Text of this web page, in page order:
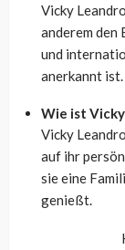
Vicky
anderem den
und
anerkannt ist.
Wie ist Vicky
Vicky
auf ihr
sie eine
genießt.